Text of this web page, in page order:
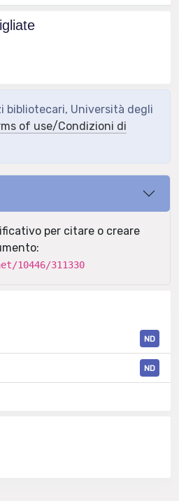
bibliotecari, Università degli
of use/Condizioni di
per citare o creare
10446/311330
ND
ND